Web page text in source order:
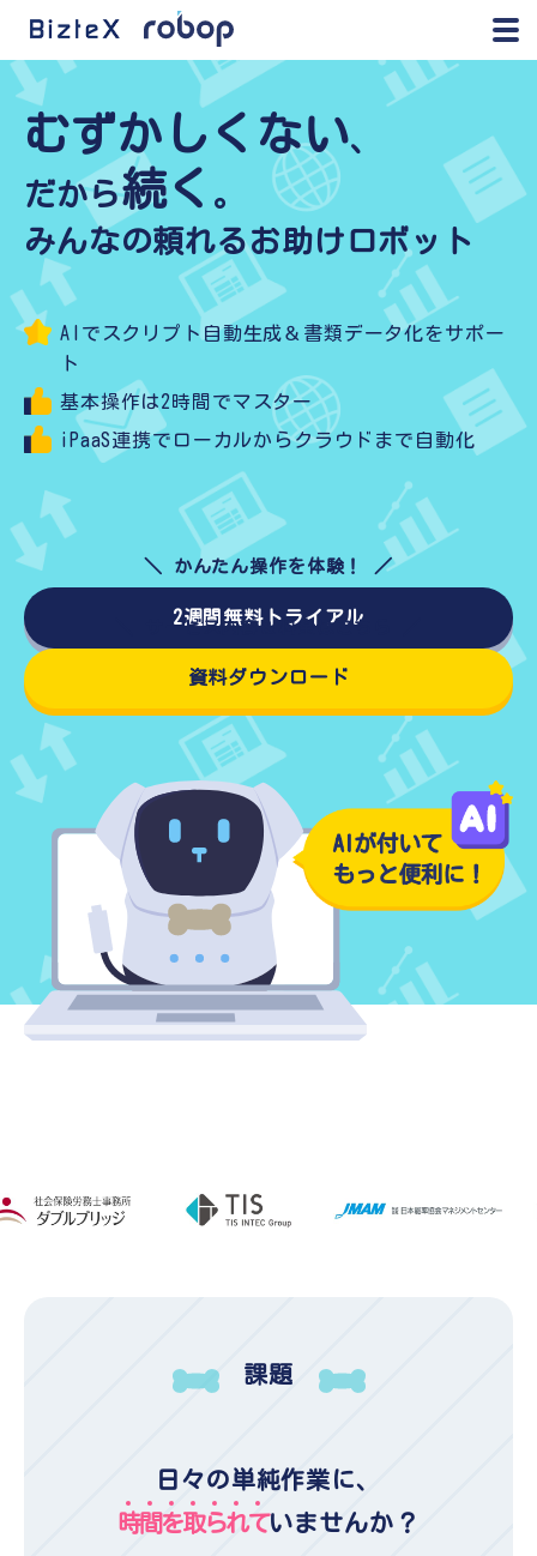
むずかしくない、
だから続く 。
みんなの頼れるお助けロボット
AIでスクリプト自動生成＆書類データ化をサポー
ト
基本操作は2時間でマスター
iPaaS連携でローカルからクラウドまで自動化
2週間無料トライアル
資料ダウンロード
課題
日々の単純作業に、
時間を取られていませんか？